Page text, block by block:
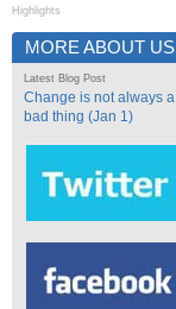
Highlights
MORE ABOUT US
Latest Blog Post
Change is not always a
bad thing (Jan 1)